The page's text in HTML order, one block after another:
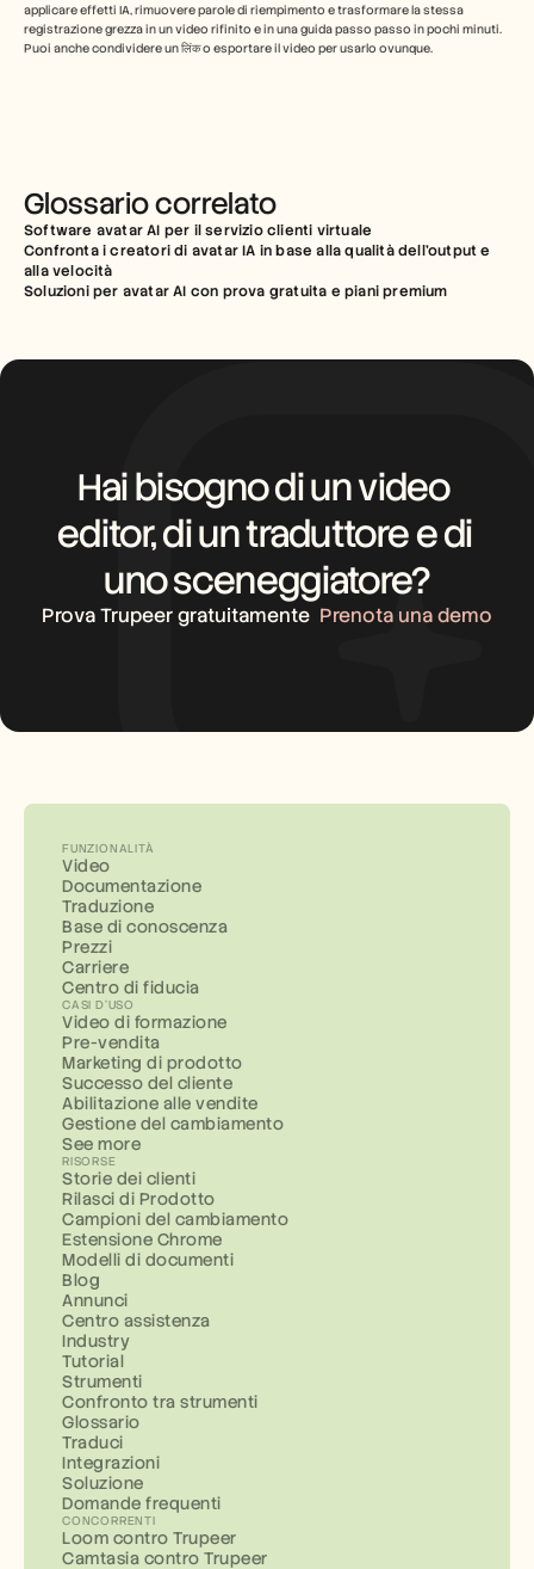
applicare effetti IA, rimuovere parole di riempimento e trasformare la stessa
registrazione grezza in un video rifinito e in una guida passo passo in pochi minuti.
Puoi anche condividere un लिंक o esportare il video per usarlo ovunque.
Glossario correlato
Software avatar AI per il servizio clienti virtuale
Confronta i creatori di avatar IA in base alla qualità dell'output e
alla velocità
Soluzioni per avatar AI con prova gratuita e piani premium
Hai bisogno di un video
editor, di un traduttore e di
uno sceneggiatore?
Prova Trupeer gratuitamente Prenota una demo
FUNZIONALITÀ
Video
Documentazione
Traduzione
Base di conoscenza
Prezzi
Carriere
Centro di fiducia
CASI D'USO
Video di formazione
Pre-vendita
Marketing di prodotto
Successo del cliente
Abilitazione alle vendite
Gestione del cambiamento
See more
RISORSE
Storie dei clienti
Rilasci di Prodotto
Campioni del cambiamento
Estensione Chrome
Modelli di documenti
Blog
Annunci
Centro assistenza
Industry
Tutorial
Strumenti
Confronto tra strumenti
Glossario
Traduci
Integrazioni
Soluzione
Domande frequenti
CONCORRENTI
Loom contro Trupeer
Camtasia contro Trupeer